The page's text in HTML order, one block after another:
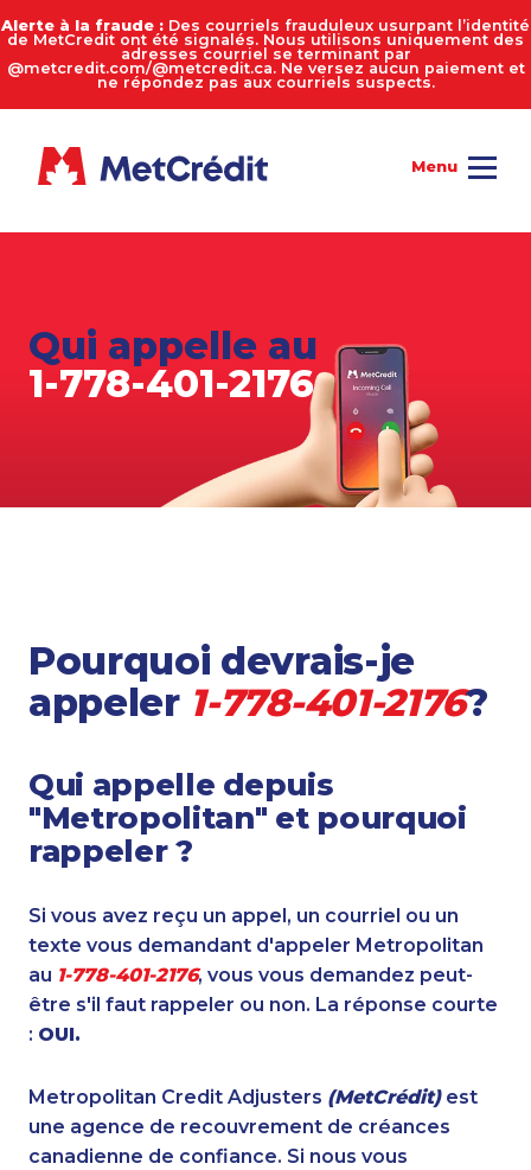
Alerte à la fraude : Des courriels frauduleux usurpant l’identité
de MetCredit ont été signalés. Nous utilisons uniquement des
adresses courriel se terminant par
@metcredit.com/@metcredit.ca. Ne versez aucun paiement et
ne répondez pas aux courriels suspects.
Qui appelle au
1-778-401-2176
Pourquoi devrais-je
appeler 1-778-401-2176?
Qui appelle depuis
"Metropolitan" et pourquoi
rappeler ?
Si vous avez reçu un appel, un courriel ou un
texte vous demandant d'appeler Metropolitan
au 1-778-401-2176, vous vous demandez peut-
être s'il faut rappeler ou non. La réponse courte
: OUI.
Metropolitan Credit Adjusters (MetCrédit)est
une agence de recouvrement de créances
canadienne de confiance. Si nous vous